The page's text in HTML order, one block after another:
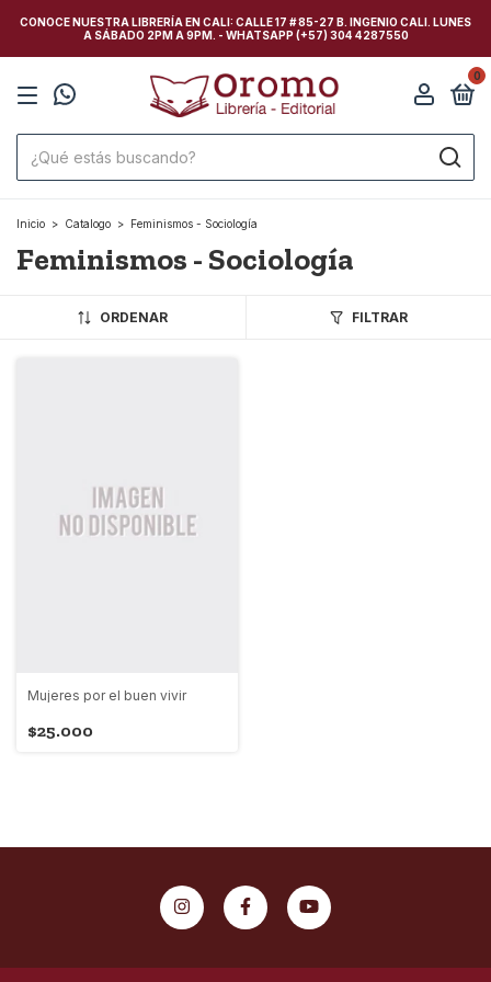
CONOCE NUESTRA LIBRERÍA EN CALI: CALLE 17 # 85-27 B. INGENIO CALI. LUNES
A SÁBADO 2PM A 9PM. - WHATSAPP (+57) 304 4287550
0
Inicio > Catalogo > Feminismos - Sociología
Feminismos - Sociología
ORDENAR FILTRAR
Mujeres por el buen vivir
$25.000